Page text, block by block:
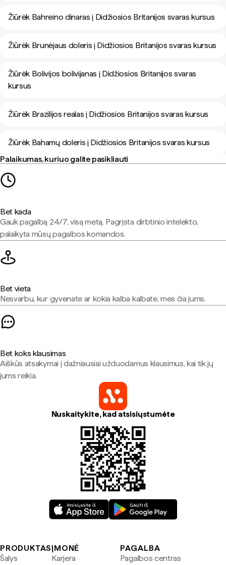
Žiūrėk Bahreino dinaras į Didžiosios Britanijos svaras kursus
Žiūrėk Brunėjaus doleris į Didžiosios Britanijos svaras kursus
Žiūrėk Bolivijos bolivijanas į Didžiosios Britanijos svaras
kursus
Žiūrėk Brazilijos realas į Didžiosios Britanijos svaras kursus
Žiūrėk Bahamų doleris į Didžiosios Britanijos svaras kursus
Palaikumas, kuriuo galite pasikliauti
Bet kada
Gauk pagalbą 24/7, visą metą. Pagrįsta dirbtinio intelekto,
palaikyta mūsų pagalbos komandos.
Bet vieta
Nesvarbu, kur gyvenate ar kokia kalba kalbate, mes čia jums.
Bet koks klausimas
Aiškūs atsakymai į dažniausiai užduodamus klausimus, kai tik jų
jums reikia.
Nuskaitykite, kad atsisiųstumėte
PRODUKTAS
Šalys
ĮMONĖ
Karjera
PAGALBA
Pagalbos centras